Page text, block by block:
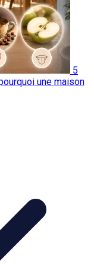
5
une maison